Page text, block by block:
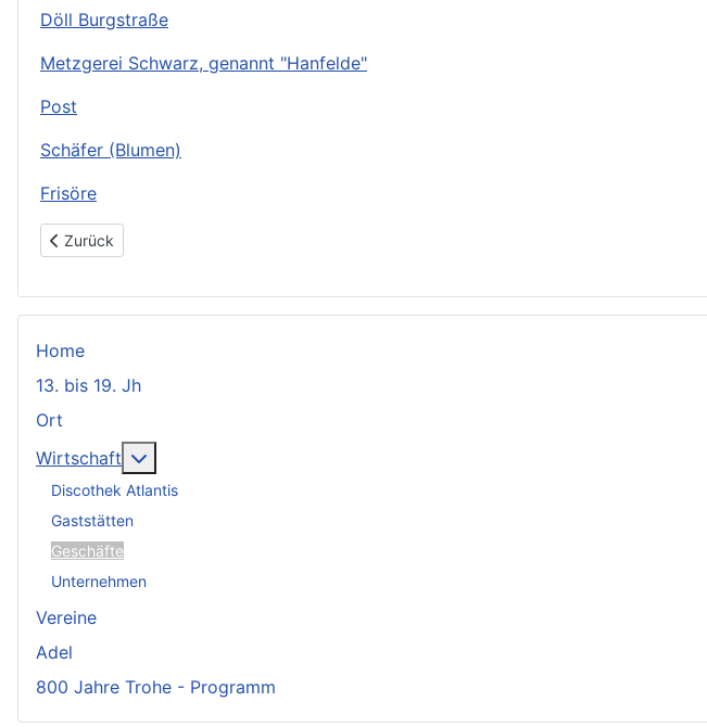
Home
13. bis 19. Jh
Ort
Wirtschaft
Discothek Atlantis
Gaststätten
Geschäfte
Unternehmen
Vereine
Adel
800 Jahre Trohe - Programm
Döll Burgstraße
Metzgerei Schwarz, genannt "Hanfelde"
Post
Schäfer (Blumen)
Frisöre
Vorheriger Beitrag: Döll Burgstraße
Zurück